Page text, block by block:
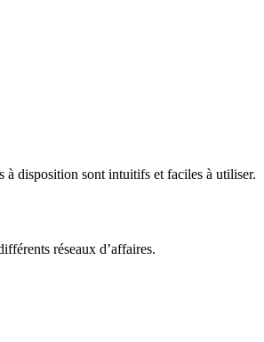
à disposition sont intuitifs et faciles à utiliser.
réseaux d’affaires.